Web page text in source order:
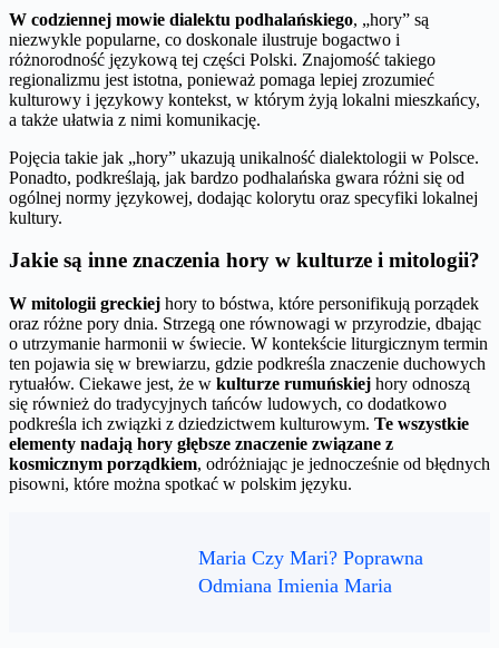
W codziennej mowie dialektu podhalańskiego, „hory” są
niezwykle popularne, co doskonale ilustruje bogactwo i
różnorodność językową tej części Polski. Znajomość takiego
regionalizmu jest istotna, ponieważ pomaga lepiej zrozumieć
kulturowy i językowy kontekst, w którym żyją lokalni mieszkańcy,
a także ułatwia z nimi komunikację.
Pojęcia takie jak „hory” ukazują unikalność dialektologii w Polsce.
Ponadto, podkreślają, jak bardzo podhalańska gwara różni się od
ogólnej normy językowej, dodając kolorytu oraz specyfiki lokalnej
kultury.
Jakie są inne znaczenia hory w kulturze i mitologii?
W mitologii greckiej hory to bóstwa, które personifikują porządek
oraz różne pory dnia. Strzegą one równowagi w przyrodzie, dbając
o utrzymanie harmonii w świecie. W kontekście liturgicznym termin
ten pojawia się w brewiarzu, gdzie podkreśla znaczenie duchowych
rytuałów. Ciekawe jest, że w kulturze rumuńskiej hory odnoszą
się również do tradycyjnych tańców ludowych, co dodatkowo
podkreśla ich związki z dziedzictwem kulturowym. Te wszystkie
elementy nadają hory głębsze znaczenie związane z
kosmicznym porządkiem, odróżniając je jednocześnie od błędnych
pisowni, które można spotkać w polskim języku.
Maria Czy Mari? Poprawna
Odmiana Imienia Maria